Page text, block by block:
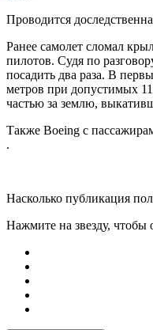
Проводится
Ранее самолет сломал
пилотов. Судя по
посадить два раза. В
метров при допустимых
частью за землю,
Также Boeing с
.
Насколько публикация
Нажмите на звезду, чтобы